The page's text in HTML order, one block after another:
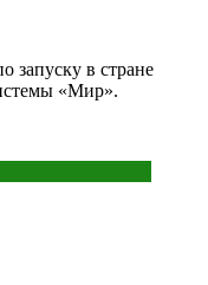
запуску в стране
«Мир».